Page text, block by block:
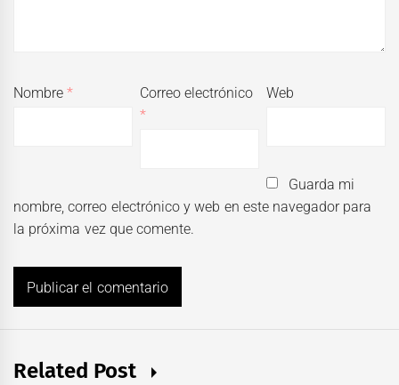
Nombre*
Correo electrónico
*
Web
Guarda mi
nombre, correo electrónico y web en este navegador para
la próxima vez que comente.
Related Post